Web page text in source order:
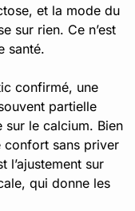
et la mode du
sur rien. Ce n’est
santé.
confirmé, une
partielle
le calcium. Bien
confort sans priver
l’ajustement sur
qui donne les